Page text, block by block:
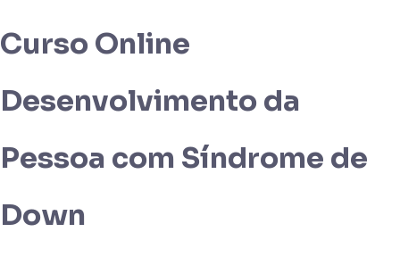
Curso Online
Desenvolvimento da
Pessoa com Síndrome de
Down